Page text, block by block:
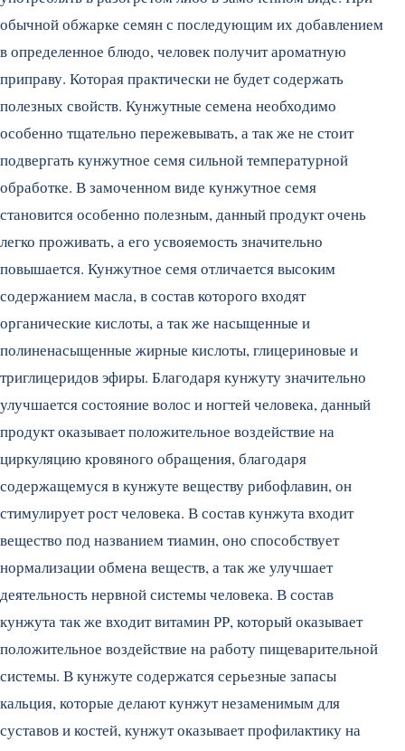
обычной обжарке семян с последующим их добавлением
в определенное блюдо, человек получит ароматную
приправу. Которая практически не будет содержать
полезных свойств. Кунжутные семена необходимо
особенно тщательно пережевывать, а так же не стоит
подвергать кунжутное семя сильной температурной
обработке. В замоченном виде кунжутное семя
становится особенно полезным, данный продукт очень
легко проживать, а его усвояемость значительно
повышается. Кунжутное семя отличается высоким
содержанием масла, в состав которого входят
органические кислоты, а так же насыщенные и
полиненасыщенные жирные кислоты, глицериновые и
триглицеридов эфиры. Благодаря кунжуту значительно
улучшается состояние волос и ногтей человека, данный
продукт оказывает положительное воздействие на
циркуляцию кровяного обращения, благодаря
содержащемуся в кунжуте веществу рибофлавин, он
стимулирует рост человека. В состав кунжута входит
вещество под названием тиамин, оно способствует
нормализации обмена веществ, а так же улучшает
деятельность нервной системы человека. В состав
кунжута так же входит витамин РР, который оказывает
положительное воздействие на работу пищеварительной
системы. В кунжуте содержатся серьезные запасы
кальция, которые делают кунжут незаменимым для
суставов и костей, кунжут оказывает профилактику на